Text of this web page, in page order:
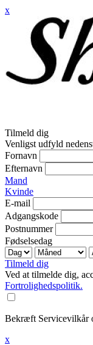
x
Tilmeld dig
Venligst udfyld
Fornavn
Efternavn
Mand
Kvinde
E-mail
Adgangskode
Postnummer
Fødselsedag
Tilmeld dig
Ved at tilmelde dig,
Fortrolighedspolitik.
Bekræft Servicevilkår
x